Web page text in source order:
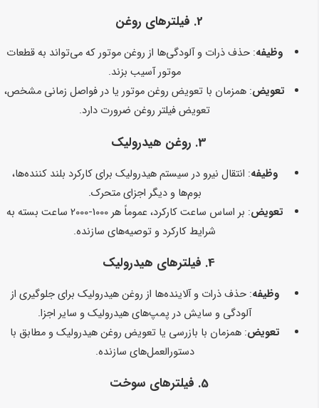
2. فیلترهای روغن
وظیفه: حذف ذرات و آلودگی‌ها از روغن موتور که می‌تواند به قطعات
موتور آسیب بزند.
تعویض: همزمان با تعویض روغن موتور یا در فواصل زمانی مشخص،
تعویض فیلتر روغن ضرورت دارد.
3. روغن هیدرولیک
وظیفه: انتقال نیرو در سیستم هیدرولیک برای کارکرد بلند کننده‌ها،
بوم‌ها و دیگر اجزای متحرک.
تعویض
: بر اساس ساعت کارکرد، عموماً هر 1000-2000 ساعت بسته به
شرایط کارکرد و توصیه‌های سازنده.
4. فیلترهای هیدرولیک
وظیفه: حذف ذرات و آلاینده‌ها از روغن هیدرولیک برای جلوگیری از
آلودگی و سایش در پمپ‌های هیدرولیک و سایر اجزا.
تعویض: همزمان با بازرسی یا تعویض روغن هیدرولیک و مطابق با
دستورالعمل‌های سازنده.
5. فیلترهای سوخت